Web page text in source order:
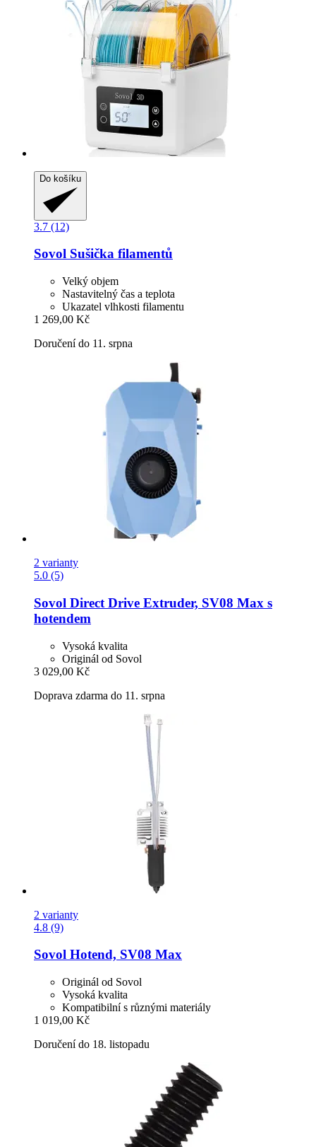
Do košíku
3.7 (12)
Sovol Sušička filamentů
Velký objem
Nastavitelný čas a teplota
Ukazatel vlhkosti filamentu
1 269,00 Kč
Doručení do 11. srpna
2 varianty
5.0 (5)
Sovol Direct Drive Extruder, SV08 Max s
hotendem
Vysoká kvalita
Originál od Sovol
3 029,00 Kč
Doprava zdarma do 11. srpna
2 varianty
4.8 (9)
Sovol Hotend, SV08 Max
Originál od Sovol
Vysoká kvalita
Kompatibilní s různými materiály
1 019,00 Kč
Doručení do 18. listopadu